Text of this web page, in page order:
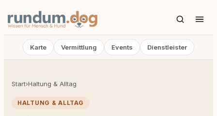
Karte Vermittlung Events Dienstleister
Start›Haltung & Alltag
HALTUNG & ALLTAG